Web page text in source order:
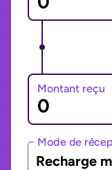
Montant reçu
Mode de
Recharge